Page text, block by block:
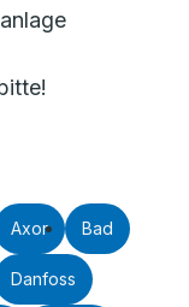
Axor Bad
Danfoss